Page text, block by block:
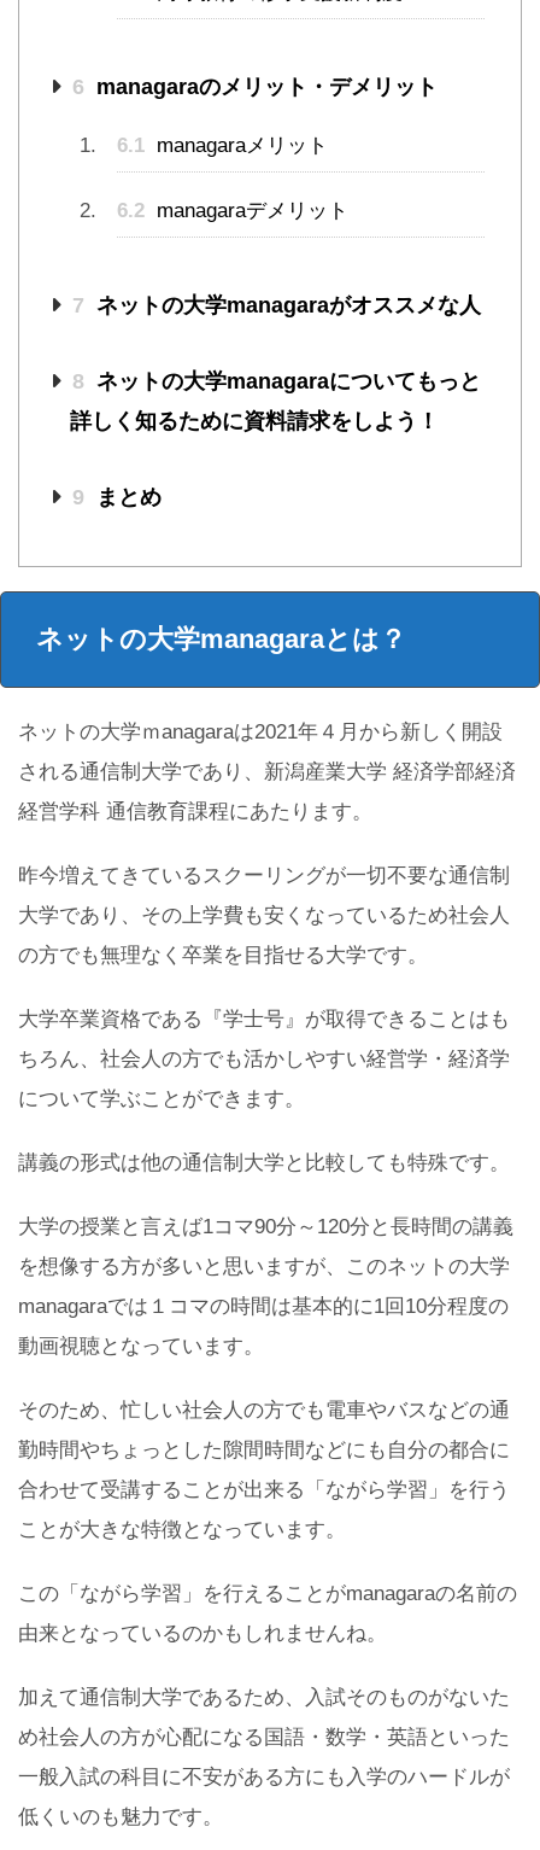
6 managaraのメリット・デメリット
6.1 managaraメリット
6.2 managaraデメリット
7 ネットの大学managaraがオススメな人
8 ネットの大学managaraについてもっと
詳しく知るために資料請求をしよう！
9 まとめ
ネットの大学managaraとは？
ネットの大学ｍanagaraは2021年４月から新しく開設
される通信制大学であり、新潟産業大学 経済学部経済
経営学科 通信教育課程にあたります。
昨今増えてきているスクーリングが一切不要な通信制
大学であり、その上学費も安くなっているため社会人
の方でも無理なく卒業を目指せる大学です。
大学卒業資格である『学士号』が取得できることはも
ちろん、社会人の方でも活かしやすい経営学・経済学
について学ぶことができます。
講義の形式は他の通信制大学と比較しても特殊です。
大学の授業と言えば1コマ90分～120分と長時間の講義
を想像する方が多いと思いますが、このネットの大学
managaraでは１コマの時間は基本的に1回10分程度の
動画視聴となっています。
そのため、忙しい社会人の方でも電車やバスなどの通
勤時間やちょっとした隙間時間などにも自分の都合に
合わせて受講することが出来る「ながら学習」を行う
ことが大きな特徴となっています。
この「ながら学習」を行えることがmanagaraの名前の
由来となっているのかもしれませんね。
加えて通信制大学であるため、入試そのものがないた
め社会人の方が心配になる国語・数学・英語といった
一般入試の科目に不安がある方にも入学のハードルが
低くいのも魅力です。